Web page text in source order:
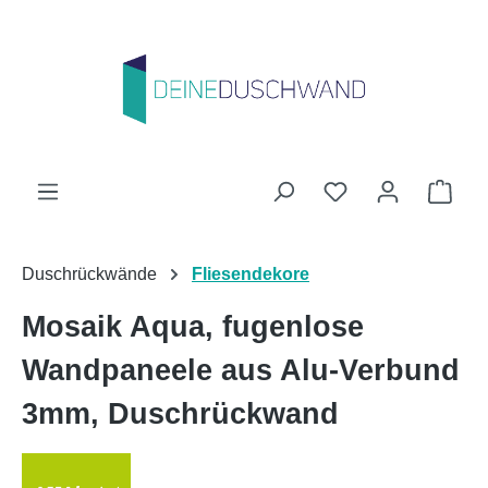
Du hast 0
Duschrückwände Fliesendekore
Mosaik Aqua, fugenlose
Wandpaneele aus Alu-Verbund
3mm, Duschrückwand